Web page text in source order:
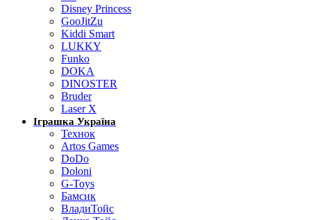
Disney Princess
GooJitZu
Kiddi Smart
LUKKY
Funko
DOKA
DINOSTER
Bruder
Laser X
Іграшка Україна
Технок
Artos Games
DoDo
Doloni
G-Toys
Бамсик
ВладиТойс